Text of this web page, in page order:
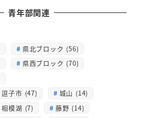
青年部関連
県北ブロック (56)
県西ブロック (70)
逗子市 (47)
城山 (14)
相模湖 (7)
藤野 (14)